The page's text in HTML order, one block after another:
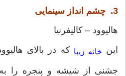
3. چشم انداز سینمایی
هالیوود – کالیفرنیا
این خانه زیبا که در بالای
جشنی از شیشه و پنجره را